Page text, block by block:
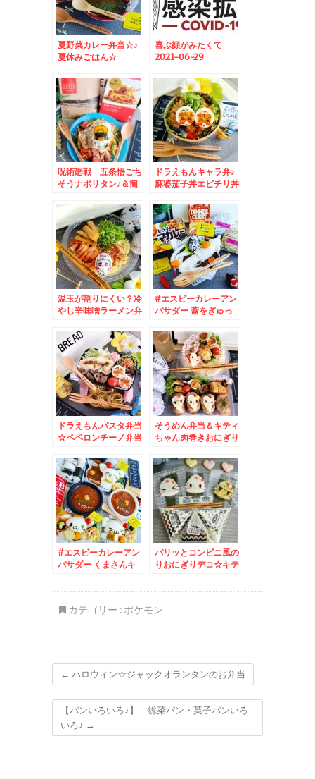
夏野菜カレー弁当☆♪
夏休みごはん☆
喜ぶ顔がみたくて
2021-06-29
呪術廻戦 五条悟ごち
そうナポリタン♪＆簡
♪
ドラえもんキャラ弁♪
麻婆茄子丼エビチリ丼
♪
温玉が割りにくい？冷
やし辛味噌ラーメン弁
#エスビーカレーアン
バサダー 蓋をぎゅっ
カレー ( ´艸｀)
ドラえもんパスタ弁当
☆ペペロンチーノ弁当
そうめん弁当＆キティ
ちゃん肉巻きおにぎり
～～＾＾♪
#エスビーカレーアン
バサダー くまさんキ
パリッとコンビニ風の
りおにぎりデコ☆キテ
カテゴリー : ポケモン
← ハロウィン☆ジャックオランタンのお弁当
【パンいろいろ♪】 総菜パン・菓子パンいろ
いろ♪ →